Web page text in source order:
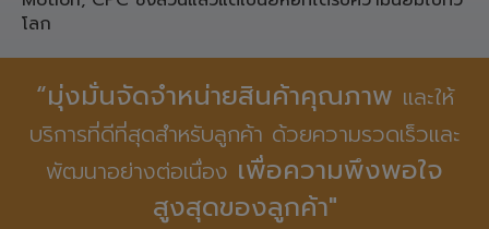
โลก
“มุ่งมั่นจัดจำหน่ายสินค้าคุณภาพ และให้
บริการที่ดีที่สุดสำหรับลูกค้า ด้วยความรวดเร็วและ
พัฒนาอย่างต่อเนื่อง เพื่อความพึงพอใจ
สูงสุดของลูกค้า"